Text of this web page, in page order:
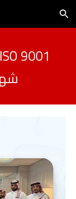
Skip to navigation
ISO 9001